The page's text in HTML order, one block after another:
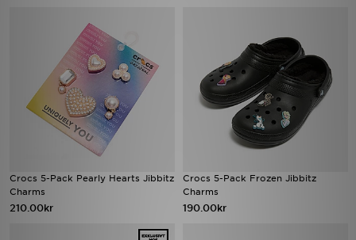
Crocs 5-Pack Pearly Hearts Jibbitz
Charms
210.00kr
Crocs 5-Pack Frozen Jibbitz
Charms
190.00kr